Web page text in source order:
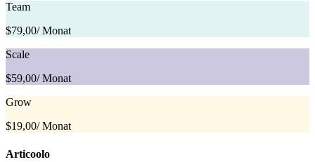
Team
$79,00/ Monat
Scale
$59,00/ Monat
Grow
$19,00/ Monat
Articoolo